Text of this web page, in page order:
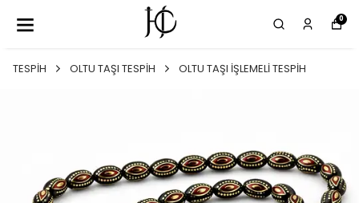
0
TESPİH OLTU TAŞI TESPİH OLTU TAŞI İŞLEMELİ TESPİH